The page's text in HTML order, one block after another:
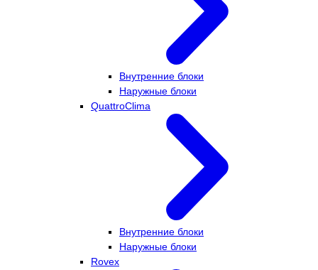
Внутренние блоки
Наружные блоки
QuattroClima
Внутренние блоки
Наружные блоки
Rovex